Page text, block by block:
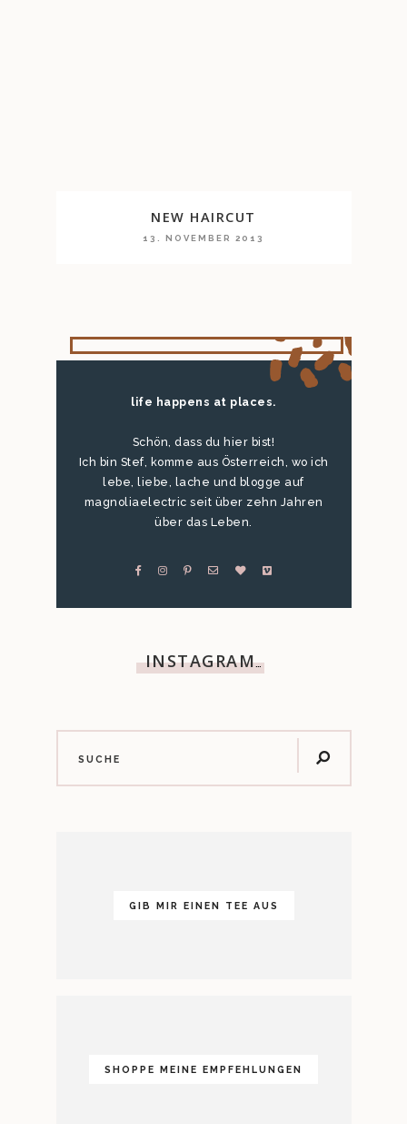
NEW HAIRCUT
13. NOVEMBER 2013
life happens at places.
Schön, dass du hier bist!
Ich bin Stef, komme aus Österreich, wo ich
lebe, liebe, lache und blogge auf
magnoliaelectric seit über zehn Jahren
über das Leben.
INSTAGRAM…
GIB MIR EINEN TEE AUS
SHOPPE MEINE EMPFEHLUNGEN